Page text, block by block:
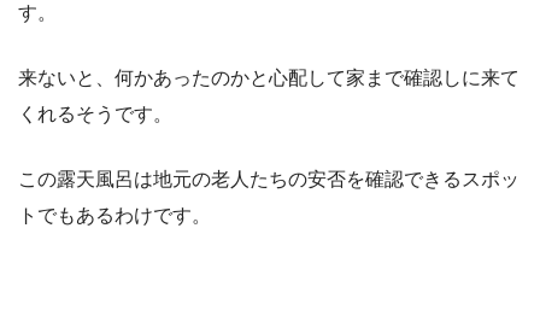
す。
来ないと、何かあったのかと心配して家まで確認しに来て
くれるそうです。
この露天風呂は地元の老人たちの安否を確認できるスポッ
トでもあるわけです。